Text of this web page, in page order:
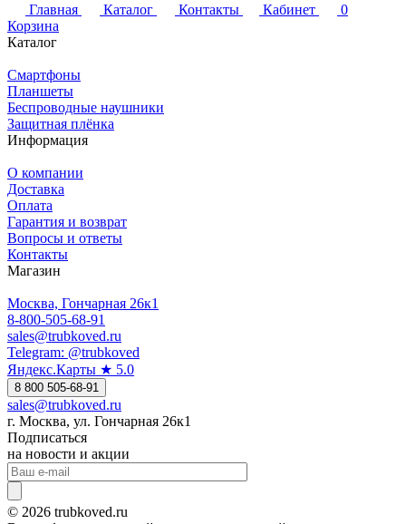
Главная Каталог Контакты Кабинет
0
Корзина
Каталог
Смартфоны
Планшеты
Беспроводные наушники
Защитная плёнка
Информация
О компании
Доставка
Оплата
Гарантия и возврат
Вопросы и ответы
Контакты
Магазин
Москва, Гончарная 26к1
8-800-505-68-91
sales@trubkoved.ru
Telegram: @trubkoved
Яндекс.Карты ★ 5.0
8 800 505-68-91
sales@trubkoved.ru
г. Москва, ул. Гончарная 26к1
Подписаться
на новости и акции
© 2026 trubkoved.ru